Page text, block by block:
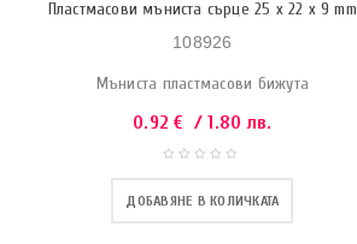
Пластмасови мъниста сърце 25 x 22 x 9 mm
108926
Мъниста пластмасови бижута
0.92€ / 1.80 лв.
ДОБАВЯНЕ В КОЛИЧКАТА